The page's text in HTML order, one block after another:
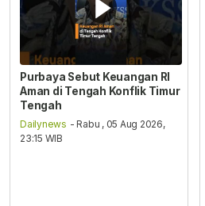
Purbaya Sebut Keuangan RI
Aman di Tengah Konflik Timur
Tengah
Dailynews - Rabu , 05 Aug 2026,
23:15 WIB